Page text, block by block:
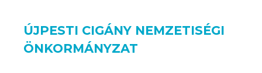
ÚJPESTI CIGÁNY NEMZETISÉGI
ÖNKORMÁNYZAT